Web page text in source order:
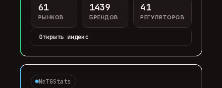
61
РЫНКОВ
1439
БРЕНДОВ
41
РЕГУЛЯТОРОВ
Открыть индекс
NeTGStats